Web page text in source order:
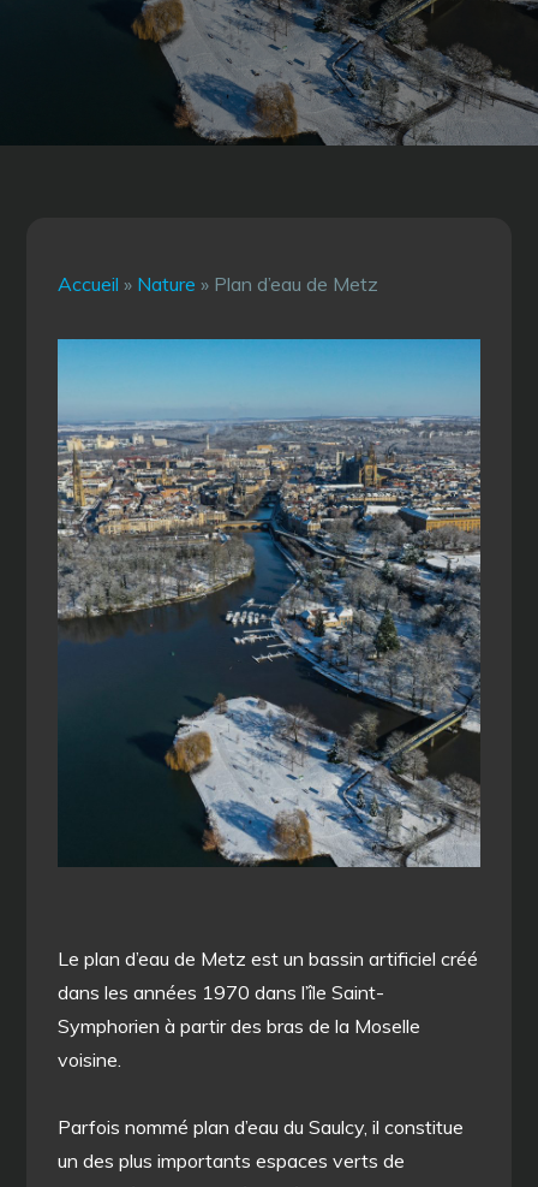
Accueil » Nature » Plan d’eau de Metz
Le plan d’eau de Metz est un bassin artificiel créé
dans les années 1970 dans l’île Saint-
Symphorien à partir des bras de la Moselle
voisine.
Parfois nommé plan d’eau du Saulcy, il constitue
un des plus importants espaces verts de